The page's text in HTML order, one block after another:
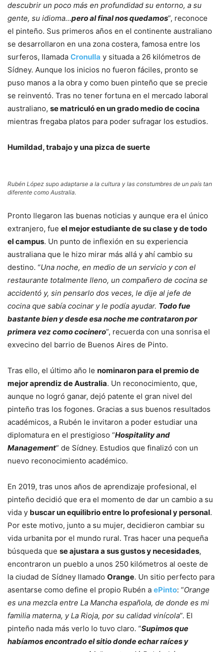
descubrir un poco más en profundidad su entorno, a su
gente, su idioma…pero al final nos quedamos”, reconoce
el pinteño. Sus primeros años en el continente australiano
se desarrollaron en una zona costera, famosa entre los
surferos, llamada Cronulla y situada a 26 kilómetros de
Sídney. Aunque los inicios no fueron fáciles, pronto se
puso manos a la obra y como buen pinteño que se precie
se reinventó. Tras no tener fortuna en el mercado laboral
australiano, se matriculó en un grado medio de cocina
mientras fregaba platos para poder sufragar los estudios.
Humildad, trabajo y una pizca de suerte
Rubén López supo adaptarse a la cultura y las constumbres de un país tan
diferente como Australia.
Pronto llegaron las buenas noticias y aunque era el único
extranjero, fue el mejor estudiante de su clase y de todo
el campus. Un punto de inflexión en su experiencia
australiana que le hizo mirar más allá y ahí cambio su
destino. “Una noche, en medio de un servicio y con el
restaurante totalmente lleno, un compañero de cocina se
accidentó y, sin pensarlo dos veces, le dije al jefe de
cocina que sabía cocinar y le podía ayudar. Todo fue
bastante bien y desde esa noche me contrataron por
primera vez como cocinero”, recuerda con una sonrisa el
exvecino del barrio de Buenos Aires de Pinto.
Tras ello, el último año le nominaron para el premio de
mejor aprendiz de Australia. Un reconocimiento, que,
aunque no logró ganar, dejó patente el gran nivel del
pinteño tras los fogones. Gracias a sus buenos resultados
académicos, a Rubén le invitaron a poder estudiar una
diplomatura en el prestigioso “Hospitality and
Management” de Sídney. Estudios que finalizó con un
nuevo reconocimiento académico.
En 2019, tras unos años de aprendizaje profesional, el
pinteño decidió que era el momento de dar un cambio a su
vida y buscar un equilibrio entre lo profesional y personal.
Por este motivo, junto a su mujer, decidieron cambiar su
vida urbanita por el mundo rural. Tras hacer una pequeña
búsqueda que se ajustara a sus gustos y necesidades,
encontraron un pueblo a unos 250 kilómetros al oeste de
la ciudad de Sídney llamado Orange. Un sitio perfecto para
asentarse como define el propio Rubén a ePinto: “Orange
es una mezcla entre La Mancha española, de donde es mi
familia materna, y La Rioja, por su calidad vinícola”. El
pinteño nada más verlo lo tuvo claro. “Supimos que
habíamos encontrado el sitio donde echar raíces y